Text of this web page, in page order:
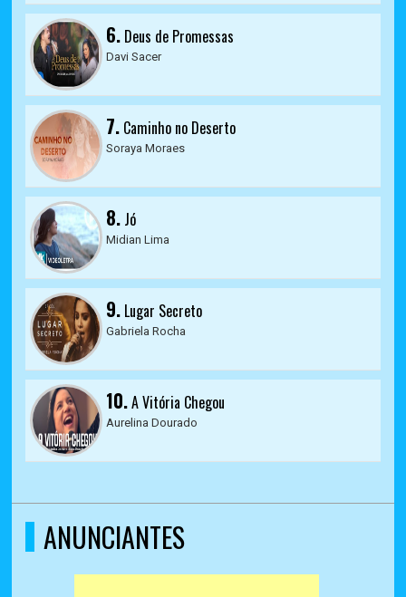
6. Deus de Promessas
Davi Sacer
7. Caminho no Deserto
Soraya Moraes
8. Jó
Midian Lima
9. Lugar Secreto
Gabriela Rocha
10.A Vitória Chegou
Aurelina Dourado
ANUNCIANTES